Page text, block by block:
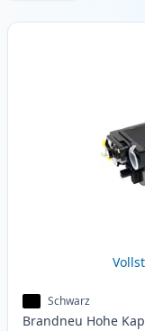
Produkte
Schwarz
Brandneu Hohe